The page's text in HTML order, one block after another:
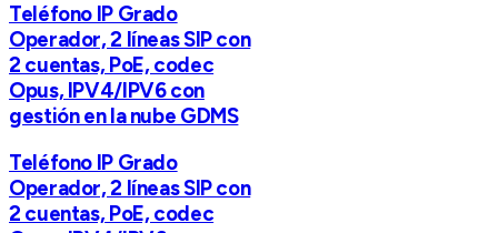
Teléfono IP Grado
Operador, 2 líneas SIP con
2 cuentas, PoE, codec
Opus, IPV4/IPV6 con
gestión en la nube GDMS
Teléfono IP Grado
Operador, 2 líneas SIP con
2 cuentas, PoE, codec